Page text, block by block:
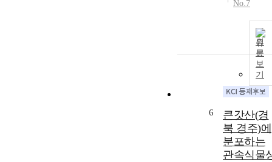
No.7
원
문
보
기
6
큰갓산(경
북 경주)에
분포하는
관속식물